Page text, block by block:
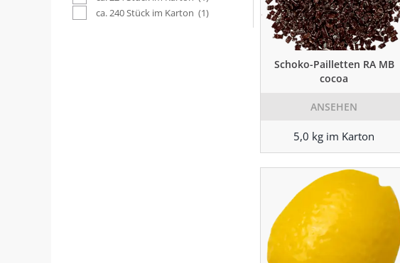
ca. 240 Stück im Karton (1)
Schoko-Pailletten RA MB
cocoa
ANSEHEN
5,0 kg im Karton